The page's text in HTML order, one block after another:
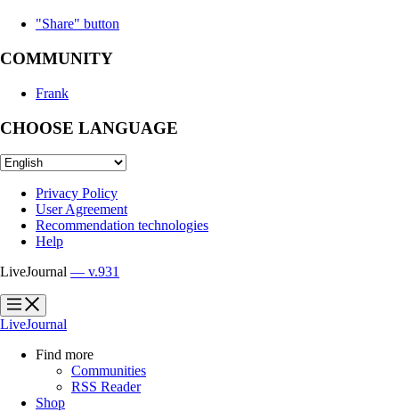
"Share" button
COMMUNITY
Frank
CHOOSE LANGUAGE
Privacy Policy
User Agreement
Recommendation technologies
Help
LiveJournal — v.931
?
?
LiveJournal
Find more
Communities
RSS Reader
Shop